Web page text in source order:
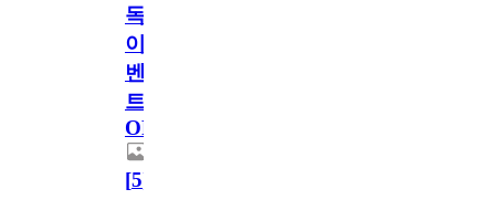
독
이
벤
트
OPEN!
[5]